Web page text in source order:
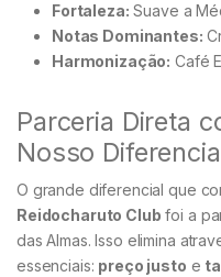
Fortaleza: Suave a
Notas Dominantes:
Harmonização: Café
Parceria Direta
Nosso
O grande diferencial que
Reidocharuto Club foi a
das Almas. Isso elimina
essenciais: preço justo e